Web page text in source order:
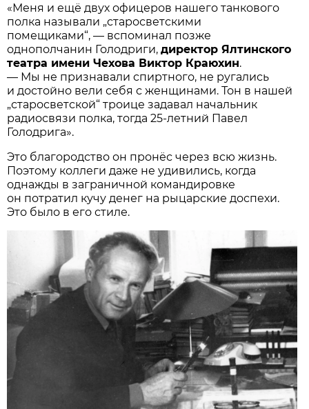
«Меня и ещё двух офицеров нашего танкового
полка называли „старосветскими
помещиками“, — вспоминал позже
однополчанин Голодриги,директор Ялтинского
театра имени Чехова Виктор Краюхин.
— Мы не признавали спиртного, не ругались
и достойно вели себя с женщинами. Тон в нашей
„старосветской“ троице задавал начальник
радиосвязи полка, тогда 25-летний Павел
Голодрига».
Это благородство он пронёс через всю жизнь.
Поэтому коллеги даже не удивились, когда
однажды в заграничной командировке
он потратил кучу денег на рыцарские доспехи.
Это было в его стиле.